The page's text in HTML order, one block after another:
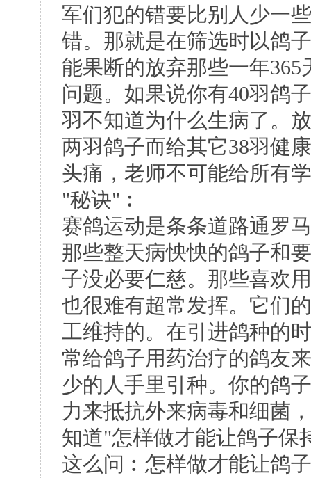
军们犯的错要比别人少一
错。那就是在筛选时以鸽
能果断的放弃那些一年
问题。如果说你有40羽鸽
羽不知道为什么生病了。
两羽鸽子而给其它38羽健
头痛，老师不可能给所有
"秘诀"︰
赛鸽运动是条条道路通罗
那些整天病怏怏的鸽子和
子没必要仁慈。那些喜欢
也很难有超常发挥。它们
工维持的。在引进鸽种的
常给鸽子用药治疗的鸽友
少的人手里引种。你的鸽
力来抵抗外来病毒和细菌
知道"怎样做才能让鸽子保
这么问︰怎样做才能让鸽